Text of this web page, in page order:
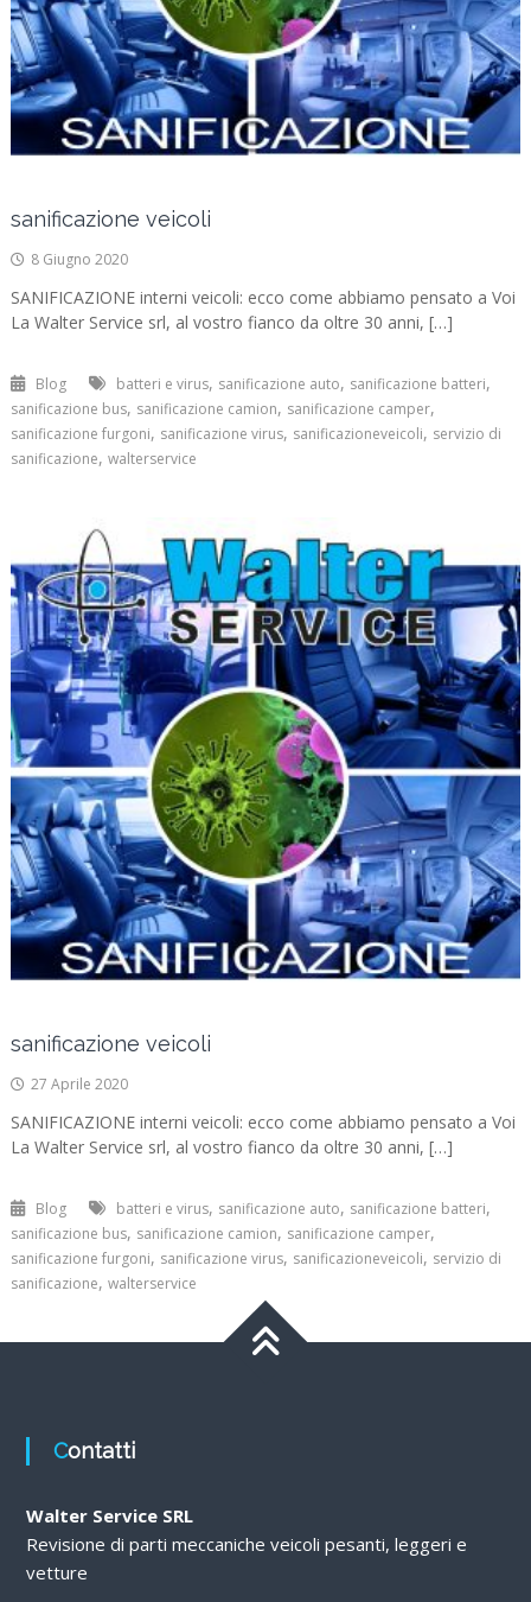
sanificazione veicoli
8 Giugno 2020
SANIFICAZIONE interni veicoli: ecco come abbiamo pensato a Voi
La Walter Service srl, al vostro fianco da oltre 30 anni, […]
Blog batteri e virus, sanificazione auto, sanificazione batteri,
sanificazione bus, sanificazione camion, sanificazione camper,
sanificazione furgoni, sanificazione virus, sanificazioneveicoli, servizio di
sanificazione, walterservice
sanificazione veicoli
27 Aprile 2020
SANIFICAZIONE interni veicoli: ecco come abbiamo pensato a Voi
La Walter Service srl, al vostro fianco da oltre 30 anni, […]
Blog batteri e virus, sanificazione auto, sanificazione batteri,
sanificazione bus, sanificazione camion, sanificazione camper,
sanificazione furgoni, sanificazione virus, sanificazioneveicoli, servizio di
sanificazione, walterservice
Contatti
Walter Service SRL
Revisione di parti meccaniche veicoli pesanti, leggeri e
vetture